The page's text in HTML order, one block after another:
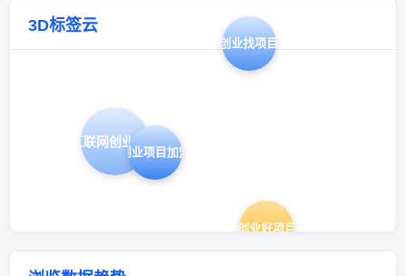
3D标签云
创业项目加盟
创业好项目
创业找项目
互联网创业项目